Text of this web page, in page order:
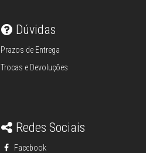
Dúvidas
Prazos de Entrega
Trocas e Devoluções
Redes Sociais
Facebook